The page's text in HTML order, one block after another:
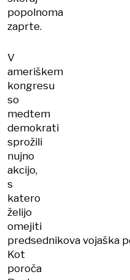
popolnoma
zaprte.
V
ameriškem
kongresu
so
medtem
demokrati
sprožili
nujno
akcijo,
s
katero
želijo
omejiti
predsednikova vojaška
Kot
poroča